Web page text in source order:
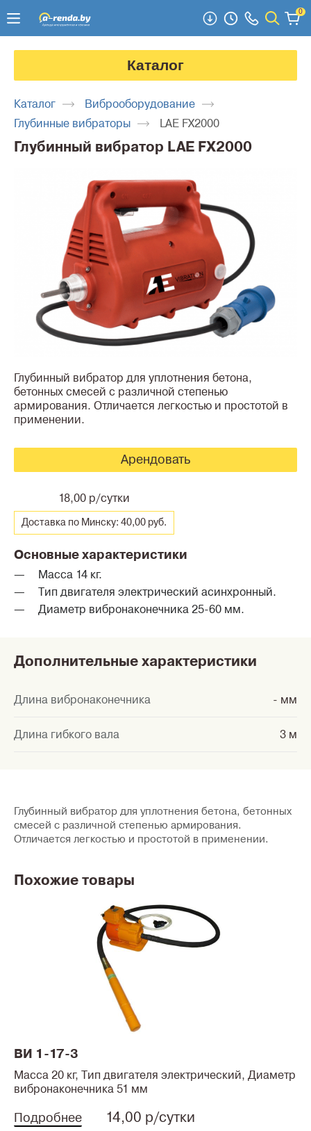
0
Каталог
Каталог
Виброоборудование
Глубинные вибраторы
LAE FX2000
Глубинный вибратор LAE FX2000
Глубинный вибратор для уплотнения бетона,
бетонных смесей с различной степенью
армирования. Отличается легкостью и простотой в
применении.
Арендовать
18,00 р/сутки
Доставка по Минску: 40,00 руб.
Основные характеристики
Масса 14 кг.
Тип двигателя электрический асинхронный.
Диаметр вибронаконечника 25-60 мм.
Дополнительные характеристики
Длина вибронаконечника - мм
Длина гибкого вала 3 м
Глубинный вибратор для уплотнения бетона, бетонных
смесей с различной степенью армирования.
Отличается легкостью и простотой в применении.
Похожие товары
ВИ 1-17-3
Масса 20 кг, Тип двигателя электрический, Диаметр
вибронаконечника 51 мм
Подробнее 14,00 р/сутки